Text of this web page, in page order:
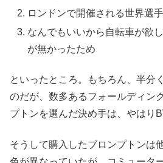
ロンドンで開催される世界選
なんでもいいから自転車が欲
が無かったため
といったところ。もちろん、半分
のだが、数多あるフォールディン
プトンを選んだ決め手は、やはり
そうして購入したブロンプトンは